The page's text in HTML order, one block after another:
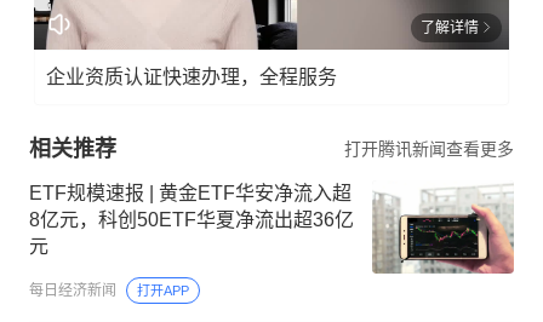
了解详情
企业资质认证快速办理，全程服务
相关推荐 打开腾讯新闻查看更多
ETF规模速报 | 黄金ETF华安净流入超
8亿元，科创50ETF华夏净流出超36亿
元
每日经济新闻 打开APP